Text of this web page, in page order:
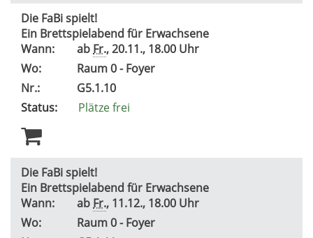
Die FaBi spielt!
Ein Brettspielabend für Erwachsene
Wann:
ab Fr., 20.11., 18.00 Uhr
Wo:
Raum 0 - Foyer
Nr.:
G5.1.10
Status:
Plätze frei
Die FaBi spielt!
Ein Brettspielabend für Erwachsene
Wann:
ab Fr., 11.12., 18.00 Uhr
Wo:
Raum 0 - Foyer